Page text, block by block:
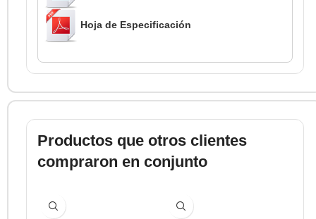
Hoja de Especificación
Productos que otros clientes
compraron en conjunto